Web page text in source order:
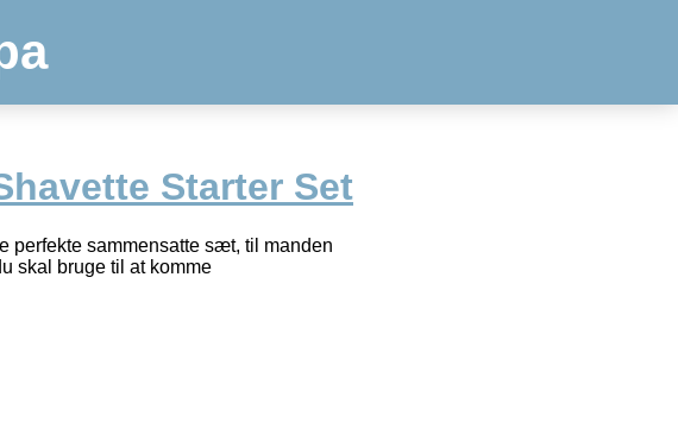
Starter Set
sammensatte sæt, til manden
skal bruge til at komme